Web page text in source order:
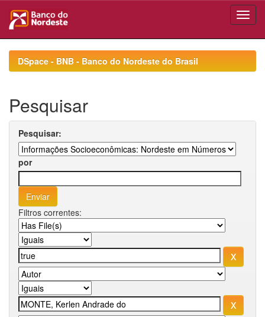
navigationDSpace - BNB - Banco do Nordeste do Brasil
Pesquisar
Pesquisar:
por
Filtros correntes: